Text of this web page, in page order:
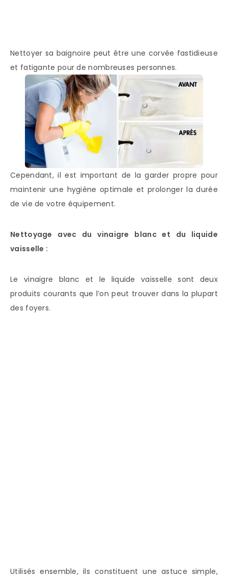
Nettoyer sa baignoire peut être une corvée fastidieuse
et fatigante pour de nombreuses personnes.
Cependant, il est important de la garder propre pour
maintenir une hygiène optimale et prolonger la durée
de vie de votre équipement.
Nettoyage avec du vinaigre blanc et du liquide
vaisselle :
Le vinaigre blanc et le liquide vaisselle sont deux
produits courants que l’on peut trouver dans la plupart
des foyers.
Utilisés ensemble, ils constituent une astuce simple,